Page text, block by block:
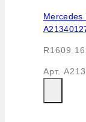
Mercedes
R1609
Арт.